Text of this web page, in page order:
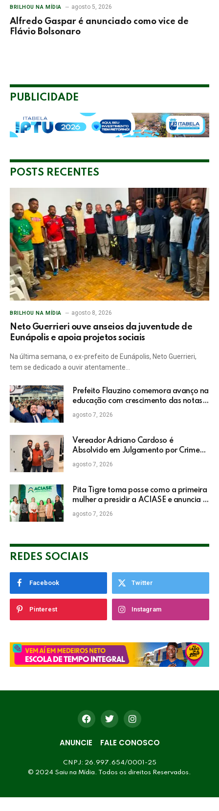
BRILHOU NA MÍDIA agosto 5, 2026
Alfredo Gaspar é anunciado como vice de
Flávio Bolsonaro
PUBLICIDADE
POSTS RECENTES
BRILHOU NA MÍDIA agosto 8, 2026
Neto Guerrieri ouve anseios da juventude de
Eunápolis e apoia projetos sociais
Na última semana, o ex-prefeito de Eunápolis, Neto Guerrieri,
tem se dedicado a ouvir atentamente…
Prefeito Flauzino comemora avanço na
educação com crescimento das notas
do IDEB da rede pública de Itabela
agosto 7, 2026
Vereador Adriano Cardoso é
Absolvido em Julgamento por Crime
Eleitoral no TRE
agosto 7, 2026
Pita Tigre toma posse como a primeira
mulher a presidir a ACIASE e anuncia a
retomada do Prêmio Destaque
Empresarial
agosto 7, 2026
REDES SOCIAIS
Facebook Twitter
Pinterest Instagram
ANUNCIE FALE CONOSCO
CNPJ: 26.997.654/0001-25
© 2024 Saiu na Mídia. Todos os direitos Reservados.